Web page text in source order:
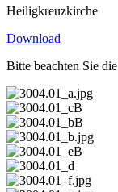
Heiligkreuzkirche
Download
Bitte beachten Sie